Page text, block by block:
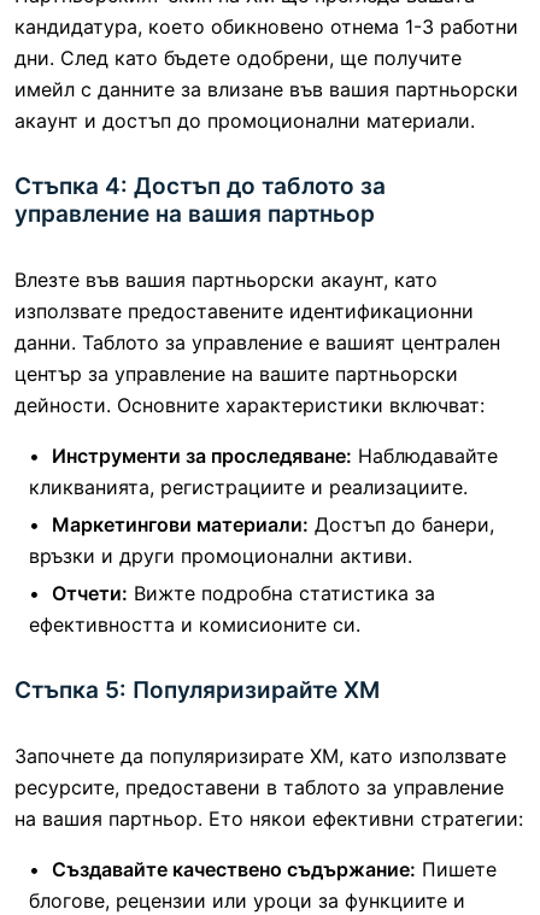
кандидатура, което обикновено отнема 1-3 работни
дни. След като бъдете одобрени, ще получите
имейл с данните за влизане във вашия партньорски
акаунт и достъп до промоционални материали.
Стъпка 4: Достъп до таблото за
управление на вашия партньор
Влезте във вашия партньорски акаунт, като
използвате предоставените идентификационни
данни. Таблото за управление е вашият централен
център за управление на вашите партньорски
дейности. Основните характеристики включват:
Инструменти за проследяване: Наблюдавайте
кликванията, регистрациите и реализациите.
Маркетингови материали: Достъп до банери,
връзки и други промоционални активи.
Отчети: Вижте подробна статистика за
ефективността и комисионите си.
Стъпка 5: Популяризирайте XM
Започнете да популяризирате XM, като използвате
ресурсите, предоставени в таблото за управление
на вашия партньор. Ето някои ефективни стратегии:
Създавайте качествено съдържание: Пишете
блогове, рецензии или уроци за функциите и